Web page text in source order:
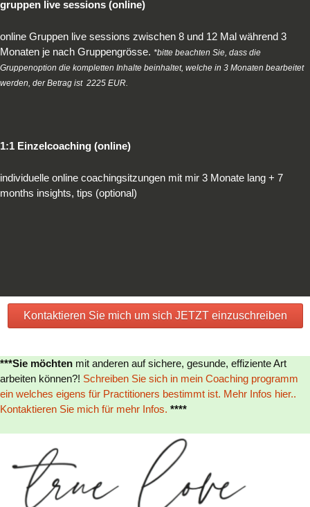
gruppen live sessions (online)
online Gruppen live sessions zwischen 8 und 12 Mal während 3
Monaten je nach Gruppengrösse. *bitte beachten Sie, dass die
Gruppenoption die kompletten Inhalte beinhaltet, welche in 3 Monaten bearbeitet
werden, der Betrag ist 2225 EUR.
1:1 Einzelcoaching (online)
individuelle online coachingsitzungen mit mir 3 Monate lang + 7
months insights, tips (optional)
Kontaktieren Sie mich um sich JETZT einzuschreiben
***Sie möchten mit anderen auf sichere, gesunde, effiziente Art
arbeiten können?! Schreiben Sie sich in mein Coaching programm
ein welches eigens für Practitioners bestimmt ist. Mehr Infos hier..
Kontaktieren Sie mich für mehr Infos. ****